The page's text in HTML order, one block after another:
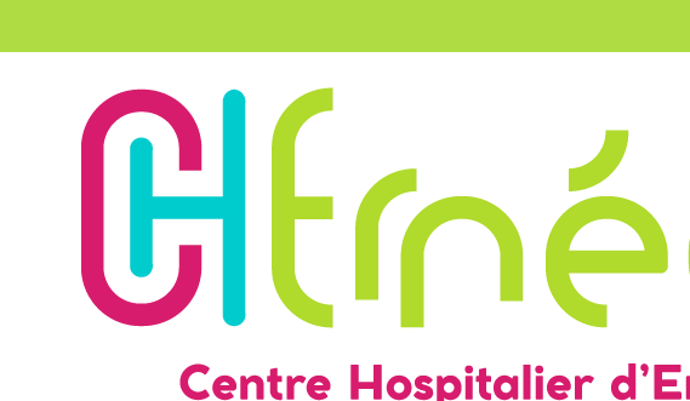
Conseil de la Vie